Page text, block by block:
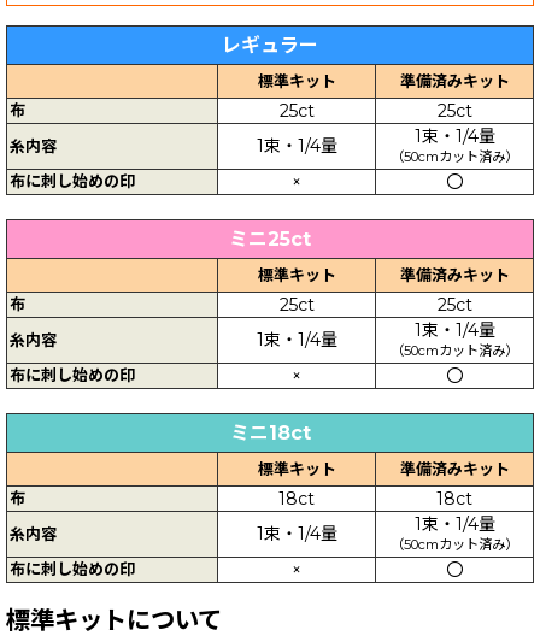
レギュラー
標準キット
準備済みキット
布
25ct 25ct
糸内容 1束・1/4量 1束・1/4量
（50cmカット済み）
布に刺し始めの印 × 〇
ミニ25ct
標準キット
準備済みキット
布
25ct 25ct
糸内容 1束・1/4量 1束・1/4量
（50cmカット済み）
布に刺し始めの印 × 〇
ミニ18ct
標準キット
準備済みキット
布
18ct 18ct
糸内容 1束・1/4量 1束・1/4量
（50cmカット済み）
布に刺し始めの印 × 〇
標準キットについて